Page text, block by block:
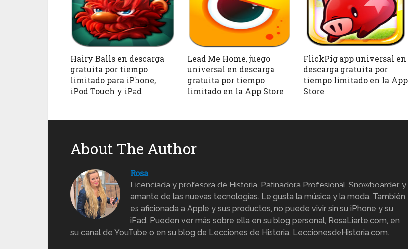
Hairy Balls en descarga
gratuita por tiempo
limitado para iPhone,
iPod Touch y iPad
Lead Me Home, juego
universal en descarga
gratuita por tiempo
limitado en la App Store
FlickPig app universal en
descarga gratuita por
tiempo limitado en la App
Store
About The Author
Rosa
Licenciada y profesora de Historia, Patinadora Profesional, Snowboarder, y
amante de las nuevas tecnologías. Le gusta la música y la moda. También
es aficionada a Apple y sus productos, no puede vivir sin su iPhone y su
iPad. Pueden ver más sobre ella en su blog personal, RosaLiarte.com, en
su canal de YouTube o en su blog de Lecciones de Historia, LeccionesdeHistoria.com.